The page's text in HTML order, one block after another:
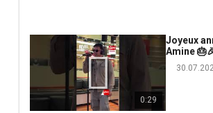
0:29
Joyeux
Amine